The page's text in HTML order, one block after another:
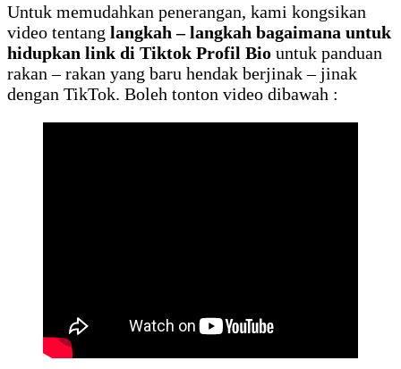
Untuk memudahkan penerangan, kami kongsikan
video tentang langkah – langkah bagaimana untuk
hidupkan link di Tiktok Profil Bio untuk panduan
rakan – rakan yang baru hendak berjinak – jinak
dengan TikTok. Boleh tonton video dibawah :